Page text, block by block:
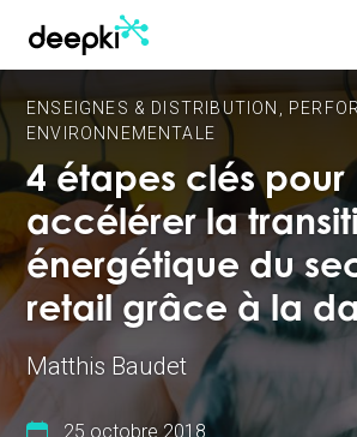
ENSEIGNES & DISTRIBUTION
ENVIRONNEMENTALE
4 étapes clés pour
accélérer la
énergétique du
retail grâce à la
Matthis Baudet
25 octobre 2018
Panneau de gestion des cookies